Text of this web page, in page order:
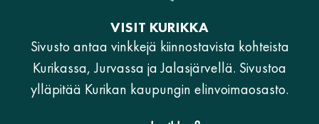
VISIT KURIKKA
Sivusto antaa vinkkejä kiinnostavista kohteista
Kurikassa, Jurvassa ja Jalasjärvellä. Sivustoa
ylläpitää Kurikan kaupungin elinvoimaosasto.